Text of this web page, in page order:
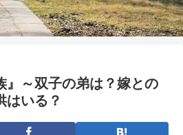
』～双子の弟は？嫁との
はいる？